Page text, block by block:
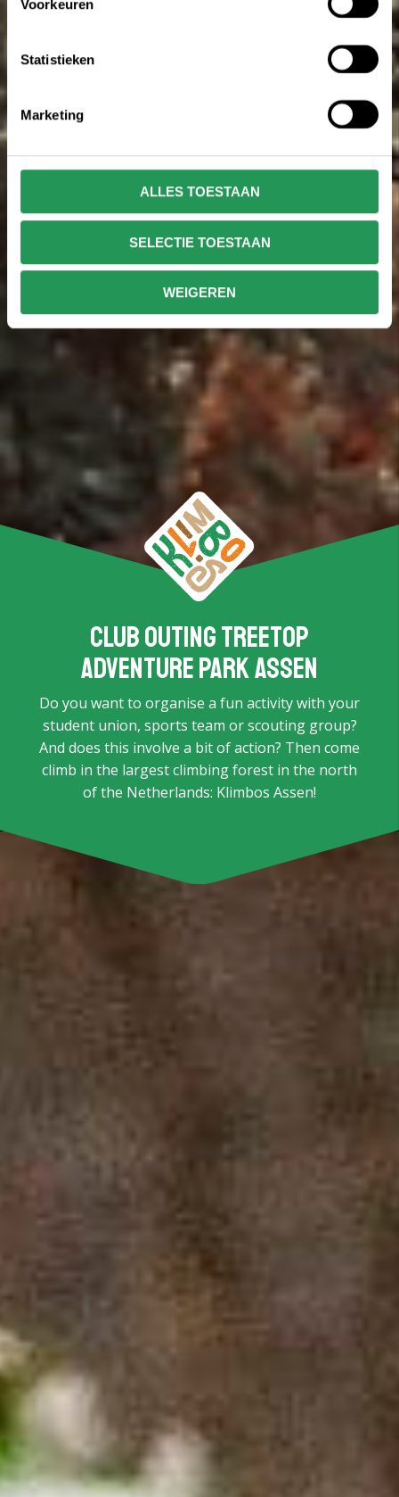
Voorkeuren
Statistieken
Marketing
ALLES TOESTAAN
SELECTIE TOESTAAN
WEIGEREN
Club outing Treetop
Adventure Park Assen
Do you want to organise a fun activity with your
student union, sports team or scouting group?
And does this involve a bit of action? Then come
climb in the largest climbing forest in the north
of the Netherlands: Klimbos Assen!